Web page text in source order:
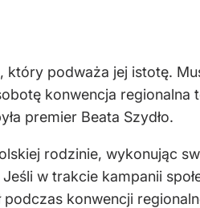
podważa jej istotę.
konwencja
premier Beata Szydło.
rodzinie, wykonując
w trakcie kampanii
konwencji